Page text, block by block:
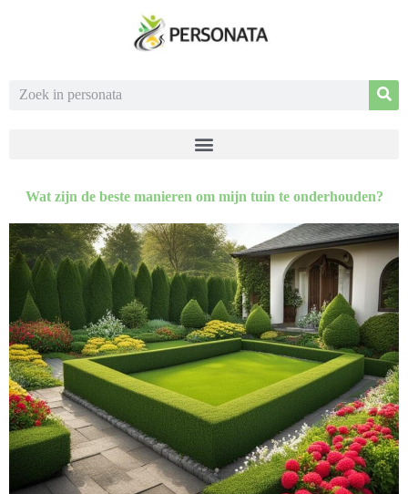
Wat zijn de beste manieren om mijn tuin te onderhouden?